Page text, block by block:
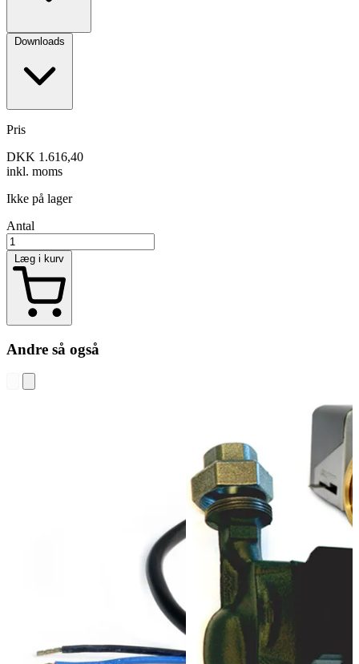
Downloads
Pris
DKK 1.616,40
inkl. moms
Ikke på lager
Antal
Læg i kurv
Andre så også